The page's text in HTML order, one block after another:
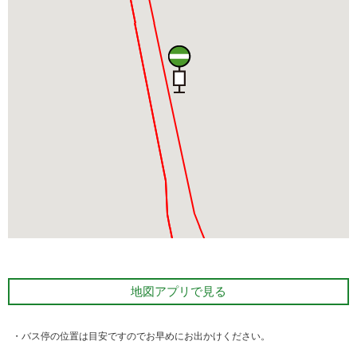
地図アプリで見る
・バス停の位置は目安ですのでお早めにお出かけください。